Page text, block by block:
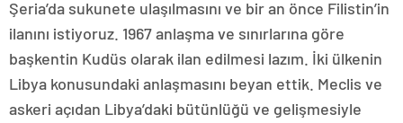
Şeria’da sukunete ulaşılmasını ve bir an önce Filistin’in
ilanını istiyoruz. 1967 anlaşma ve sınırlarına göre
başkentin Kudüs olarak ilan edilmesi lazım. İki ülkenin
Libya konusundaki anlaşmasını beyan ettik. Meclis ve
askeri açıdan Libya’daki bütünlüğü ve gelişmesiyle